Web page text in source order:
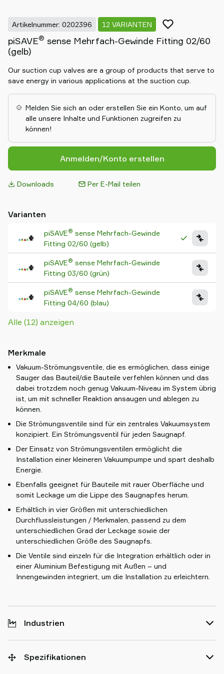
Artikelnummer: 0202396 12 VARIANTEN
piSAVE® sense Mehrfach-Gewinde Fitting 02/60
(gelb)
Our suction cup valves are a group of products that serve to
save energy in various applications at the suction cup.
Melden Sie sich an oder erstellen Sie ein Konto, um auf
alle unsere Inhalte und Funktionen zugreifen zu
können!
Anmelden/Konto erstellen
Downloads Per E-Mail teilen
Varianten
piSAVE® sense Mehrfach-Gewinde
Fitting 02/60 (gelb)
piSAVE® sense Mehrfach-Gewinde
Fitting 03/60 (grün)
piSAVE® sense Mehrfach-Gewinde
Fitting 04/60 (blau)
Alle (12) anzeigen
Merkmale
Vakuum-Strömungsventile, die es ermöglichen, dass einige
Sauger das Bauteil/die Bauteile verfehlen können und das
dabei trotzdem noch genug Vakuum-Niveau im System übrig
ist, um mit schneller Reaktion ansaugen und ablegen zu
können.
Die Strömungsventile sind für ein zentrales Vakuumsystem
konzipiert. Ein Strömungsventil für jeden Saugnapf.
Der Einsatz von Strömungsventilen ermöglicht die
Installation einer kleineren Vakuumpumpe und spart deshalb
Energie.
Ebenfalls geeignet für Bauteile mit rauer Oberfläche und
somit Leckage um die Lippe des Saugnapfes herum.
Erhältlich in vier Größen mit unterschiedlichen
Durchflussleistungen / Merkmalen, passend zu dem
unterschiedlichen Grad der Leckage sowie der
unterschiedlichen Größe des Saugnapfs.
Die Ventile sind einzeln für die Integration erhältlich oder in
einer Aluminium Befestigung mit Außen – und
Innengewinden integriert, um die Installation zu erleichtern.
Industrien
Spezifikationen